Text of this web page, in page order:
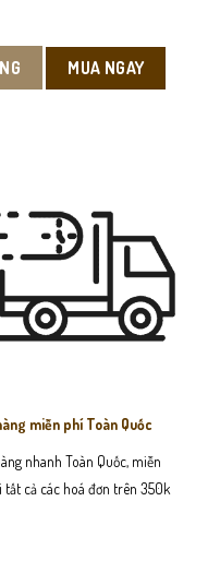
MUA NGAY
miễn phí Toàn Quốc
nhanh Toàn Quốc, miễn
tất cả các hoá đơn trên 350k